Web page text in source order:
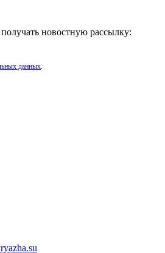
новостную рассылку:
данных.